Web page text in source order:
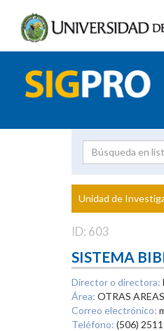
Proyecto
Unidad de
ID: 603
SISTEMA
Director o directora:
Área: OTRAS AREAS
Correo electrónico:
Teléfono: (506)